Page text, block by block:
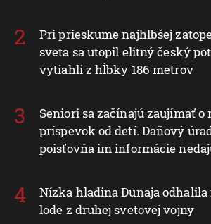
Pri prieskume najhlbšej
sveta sa utopil elitný český
vytiahli z hĺbky 186 metrov
Seniori sa začínajú zaujímať
príspevok od detí. Daňový
poisťovňa im informácie
Nízka hladina Dunaja
lode z druhej svetovej vojny